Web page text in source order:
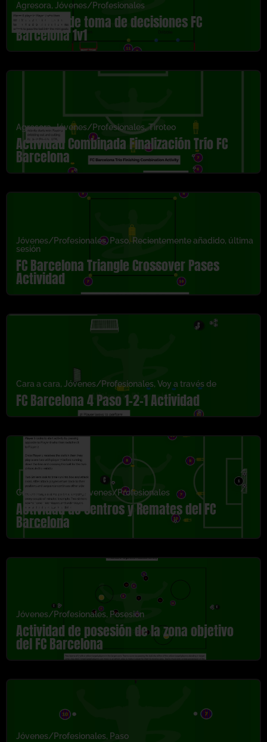
Agresora, Jóvenes/Profesionales
Actividad de toma de decisiones FC
Barcelona 1v1
Agresora,Jóvenes/Profesionales,Tiroteo
Actividad Combinada Finalización Trío FC
Barcelona
Jóvenes/Profesionales, Paso,Recientemente añadido, última
sesión
FC Barcelona Triangle Crossover Pases
Actividad
Cara a cara, Jóvenes/Profesionales, Voy a través de
FC Barcelona 4 Paso 1-2-1 Actividad
Cruce y remate ,Jóvenes/Profesionales
Actividad de Centros y Remates del FC
Barcelona
Jóvenes/Profesionales, Posesión
Actividad de posesión de la zona objetivo
del FC Barcelona
Jóvenes/Profesionales, Paso